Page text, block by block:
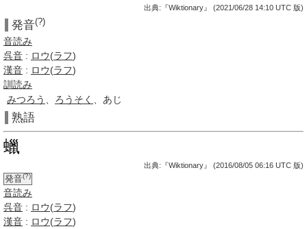
出典:『Wiktionary』 (2021/06/28 14:10 UTC 版)
発音(?)
音読み
呉音 : ロウ(ラフ)
漢音 : ロウ(ラフ)
訓読み
みつろう
ろうそく 、あじ
熟語
蠟
出典:『Wiktionary』 (2016/08/05 06:16 UTC 版)
発音(?)
音読み
呉音 : ロウ(ラフ)
漢音 : ロウ(ラフ)